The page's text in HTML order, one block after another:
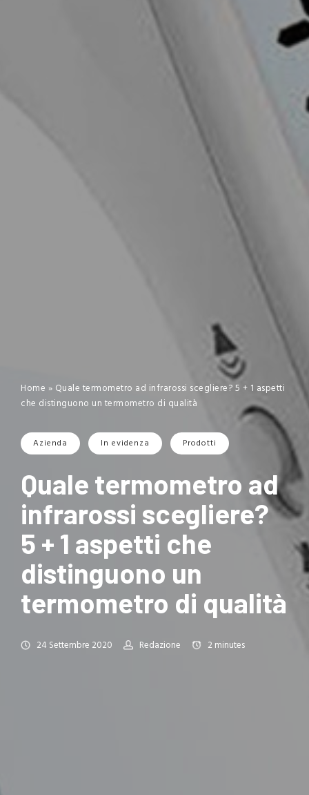
Home » Quale termometro ad infrarossi scegliere? 5 + 1 aspetti
che distinguono un termometro di qualità
Azienda In evidenza Prodotti
Quale termometro ad
infrarossi scegliere?
5 + 1 aspetti che
distinguono un
termometro di qualità
24 Settembre 2020 Redazione 2 minutes